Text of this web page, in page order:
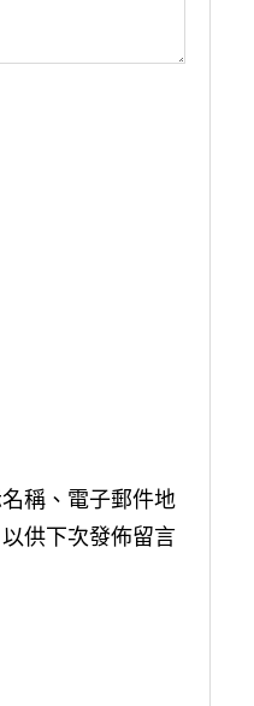
稱、電子郵件地
供下次發佈留言